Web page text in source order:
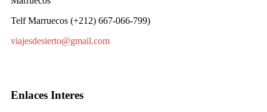
Telf Marruecos (+212) 667-066-799)
viajesdesierto@gmail.com
Enlaces Interes